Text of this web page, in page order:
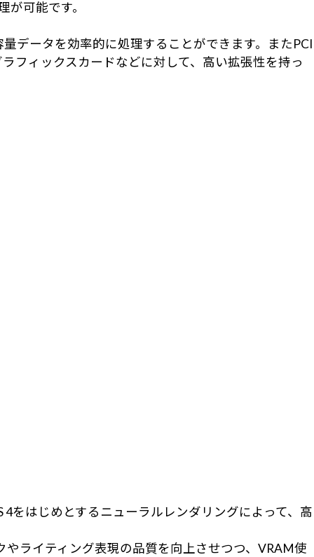
可能です。
データを効率的に処理することができます。またPCI
フィックスカードなどに対して、高い拡張性を持っ
をはじめとするニューラルレンダリングによって、高
ライティング表現の品質を向上させつつ、VRAM使